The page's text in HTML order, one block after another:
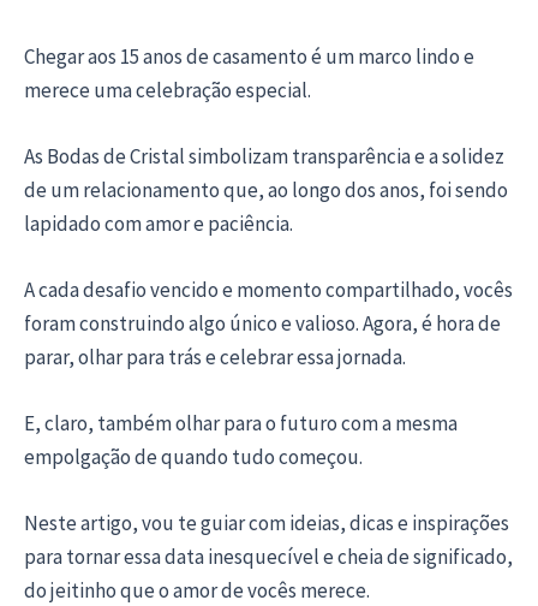
Chegar aos 15 anos de casamento é um marco lindo e
merece uma celebração especial.
As Bodas de Cristal simbolizam transparência e a solidez
de um relacionamento que, ao longo dos anos, foi sendo
lapidado com amor e paciência.
A cada desafio vencido e momento compartilhado, vocês
foram construindo algo único e valioso. Agora, é hora de
parar, olhar para trás e celebrar essa jornada.
E, claro, também olhar para o futuro com a mesma
empolgação de quando tudo começou.
Neste artigo, vou te guiar com ideias, dicas e inspirações
para tornar essa data inesquecível e cheia de significado,
do jeitinho que o amor de vocês merece.